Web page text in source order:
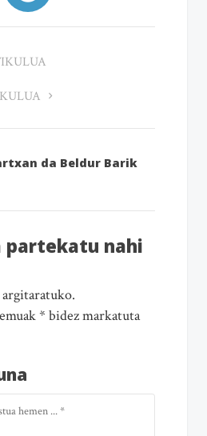
da Beldur Barik
partekatu nahi
argitaratuko.
* bidez markatuta